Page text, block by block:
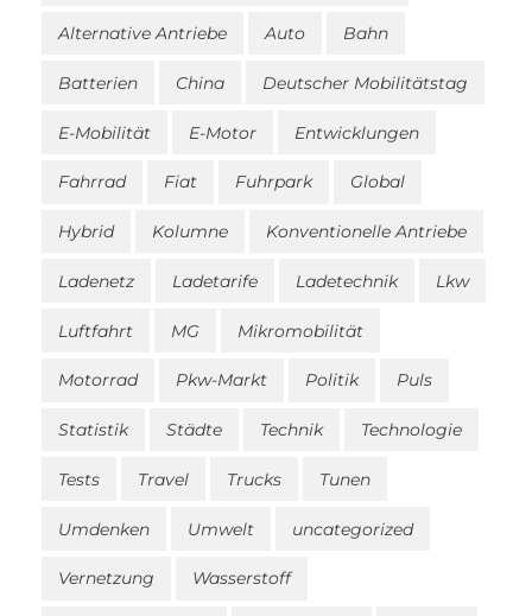
Alternative Antriebe Auto Bahn
Batterien China Deutscher Mobilitätstag
E-Mobilität E-Motor Entwicklungen
Fahrrad Fiat Fuhrpark Global
Hybrid Kolumne Konventionelle Antriebe
Ladenetz Ladetarife Ladetechnik Lkw
Luftfahrt MG Mikromobilität
Motorrad Pkw-Markt Politik Puls
Statistik Städte Technik Technologie
Tests Travel Trucks Tunen
Umdenken Umwelt uncategorized
Vernetzung Wasserstoff